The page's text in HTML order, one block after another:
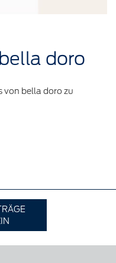
doro
von bella doro zu